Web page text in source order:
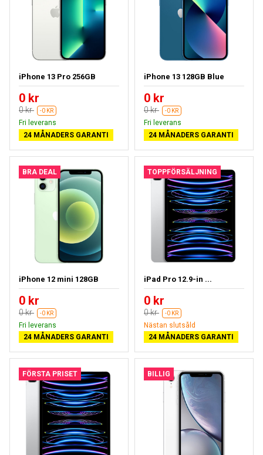
iPhone 13 Pro 256GB
0 kr
0 kr -0 KR
Fri leverans
24 MÅNADERS GARANTI
iPhone 13 128GB Blue
0 kr
0 kr -0 KR
Fri leverans
24 MÅNADERS GARANTI
BRA DEAL
iPhone 12 mini 128GB
0 kr
0 kr -0 KR
Fri leverans
24 MÅNADERS GARANTI
TOPPFÖRSÄLJNING
iPad Pro 12.9-in ...
0 kr
0 kr -0 KR
Nästan slutsåld
24 MÅNADERS GARANTI
FÖRSTA PRISET BILLIG